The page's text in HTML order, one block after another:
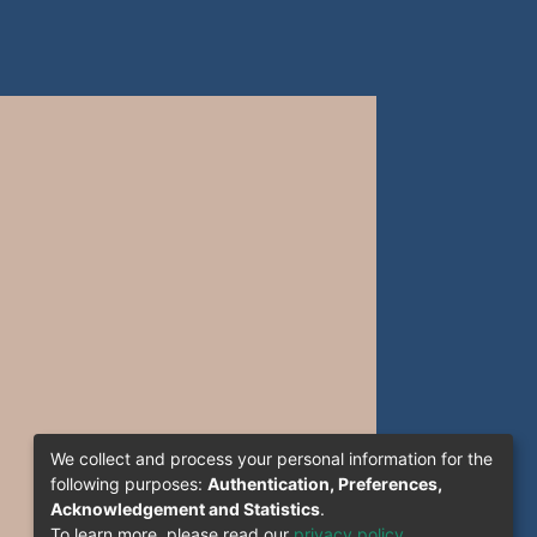
We collect and process your personal information for the
following purposes: Authentication, Preferences,
Acknowledgement and Statistics.